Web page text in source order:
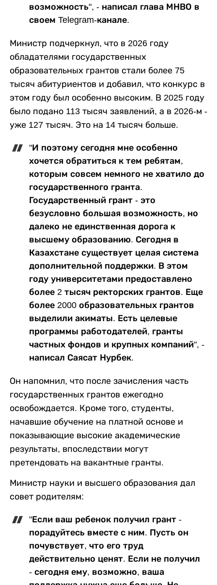
возможность", - написал глава МНВО в
своем Telegram-канале.
Министр подчеркнул, что в 2026 году
обладателями государственных
образовательных грантов стали более 75
тысяч абитуриентов и добавил, что конкурс в
этом году был особенно высоким. В 2025 году
было подано 113 тысяч заявлений, а в 2026-м -
уже 127 тысяч. Это на 14 тысяч больше.
"И поэтому сегодня мне особенно
хочется обратиться к тем ребятам,
которым совсем немного не хватило до
государственного гранта.
Государственный грант - это
безусловно большая возможность, но
далеко не единственная дорога к
высшему образованию. Сегодня в
Казахстане существует целая система
дополнительной поддержки. В этом
году университетами предоставлено
более 2 тысяч ректорских грантов. Еще
более 2000 образовательных грантов
выделили акиматы. Есть целевые
программы работодателей, гранты
частных фондов и крупных компаний", -
написал Саясат Нурбек.
Он напомнил, что после зачисления часть
государственных грантов ежегодно
освобождается. Кроме того, студенты,
начавшие обучение на платной основе и
показывающие высокие академические
результаты, впоследствии могут
претендовать на вакантные гранты.
Министр науки и высшего образования дал
совет родителям:
"Если ваш ребенок получил грант -
порадуйтесь вместе с ним. Пусть он
почувствует, что его труд
действительно ценят. Если не получил
- сегодня ему, возможно, ваша